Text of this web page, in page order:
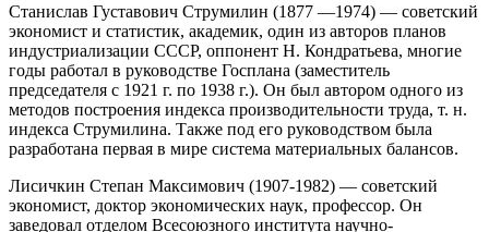
Станислав Густавович Струмилин (1877 —1974) — советский
экономист и статистик, академик, один из авторов планов
индустриализации СССР, оппонент Н. Кондратьева, многие
годы работал в руководстве Госплана (заместитель
председателя с 1921 г. по 1938 г.). Он был автором одного из
методов построения индекса производительности труда, т. н.
индекса Струмилина. Также под его руководством была
разработана первая в мире система материальных балансов.
Лисичкин Степан Максимович (1907-1982) — советский
экономист, доктор экономических наук, профессор. Он
заведовал отделом Всесоюзного института научно-